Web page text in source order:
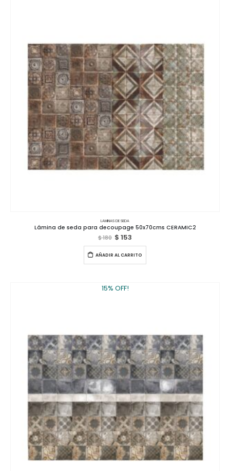
LAMINAS DE SEDA
Lámina de seda para decoupage 50x70cms CERAMIC2
$180 $ 153
AÑADIR AL CARRITO
15% OFF!